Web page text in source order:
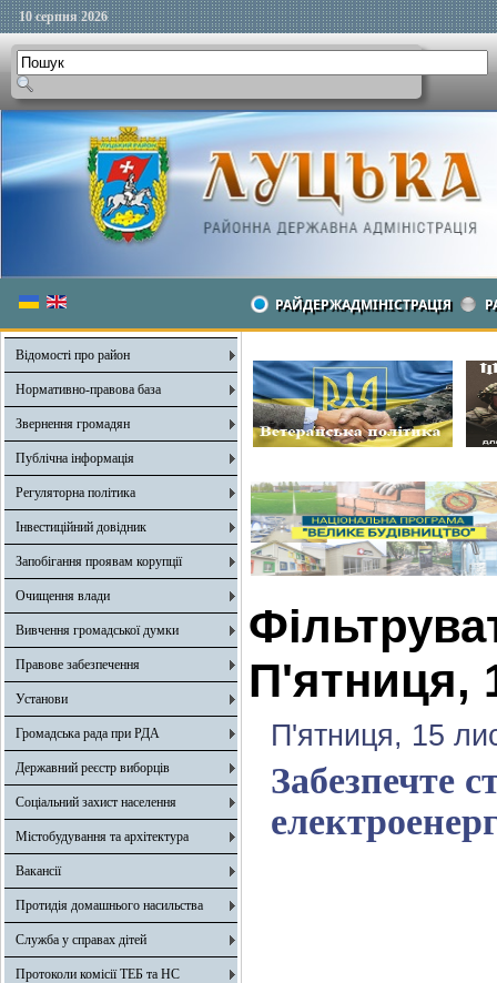
10 серпня 2026
РАЙДЕРЖАДМІНІСТРАЦІЯ
Відомості про район
Нормативно-правова база
Звернення громадян
Публічна інформація
Регуляторна політика
Інвестиційний довідник
Запобігання проявам корупції
Очищення влади
Вивчення громадської думки
Правове забезпечення
Установи
Громадська рада при РДА
Державний реєстр виборців
Соціальний захист населення
Містобудування та архітектура
Вакансії
Протидія домашнього насильства
Служба у справах дітей
Протоколи комісії ТЕБ та НС
П'ятниця,
П'ятниця, 15
Забезпечте